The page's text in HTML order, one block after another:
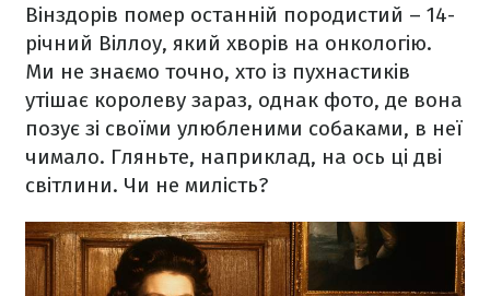
Вінздорів помер останній породистий – 14-
річний Віллоу, який хворів на онкологію.
Ми не знаємо точно, хто із пухнастиків
утішає королеву зараз, однак фото, де вона
позує зі своїми улюбленими собаками, в неї
чимало. Гляньте, наприклад, на ось ці дві
світлини. Чи не милість?